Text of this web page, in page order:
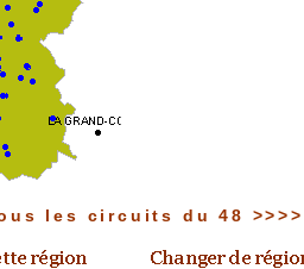
les circuits du 48 >>>>